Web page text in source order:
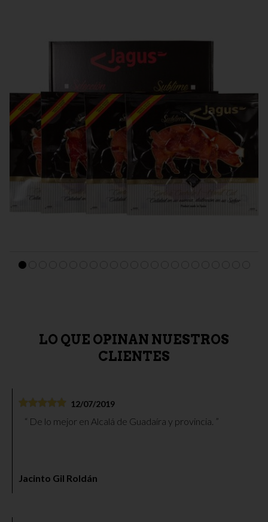
LONCHEADOS IBÉRICOS
LO QUE OPINAN NUESTROS
CLIENTES
12/07/2019
De lo mejor en Alcalá de Guadaíra y provincia.
Jacinto Gil Roldán